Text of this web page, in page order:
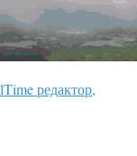
редактор,